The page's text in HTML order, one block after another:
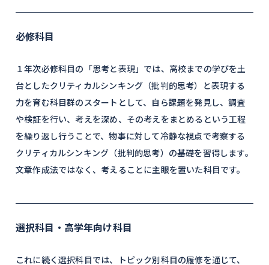
必修科目
１年次必修科目の「思考と表現」では、高校までの学びを土
台としたクリティカルシンキング（批判的思考）と表現する
力を育む科目群のスタートとして、自ら課題を発見し、調査
や検証を行い、考えを深め、その考えをまとめるという工程
を繰り返し行うことで、物事に対して冷静な視点で考察する
クリティカルシンキング（批判的思考）の基礎を習得します。
文章作成法ではなく、考えることに主眼を置いた科目です。
選択科目・高学年向け科目
これに続く選択科目では、トピック別科目の履修を通じて、